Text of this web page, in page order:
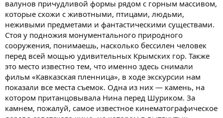
валунов причудливой формы рядом с горным массивом,
которые схожи с животными, птицами, людьми,
неживыми предметами и фантастическими существами.
Стоя у подножия монументального природного
сооружения, понимаешь, насколько бессилен человек
перед всей мощью удивительных Крымских гор. Также
это место известно тем, что именно здесь снимали
фильм «Кавказская пленница», в ходе экскурсии нам
показали все места съемок. Одна из них — камень, на
котором пританцовывала Нина перед Шуриком. За
камнем, пожалуй, самое известное кинематографическое